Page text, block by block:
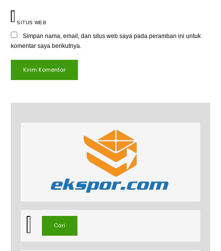
SITUS WEB
Simpan nama, email, dan situs web saya pada peramban ini untuk
komentar saya berikutnya.
Cari